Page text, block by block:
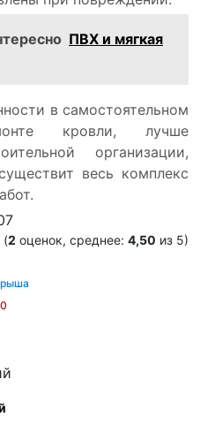
ПВХ и мягкая
в самостоятельном
кровли, лучше
организации,
весь комплекс
(2 оценок, среднее: 4,50 из 5)